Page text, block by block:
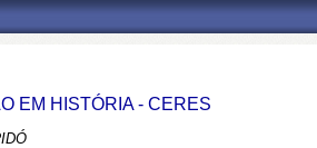
EM HISTÓRIA - CERES